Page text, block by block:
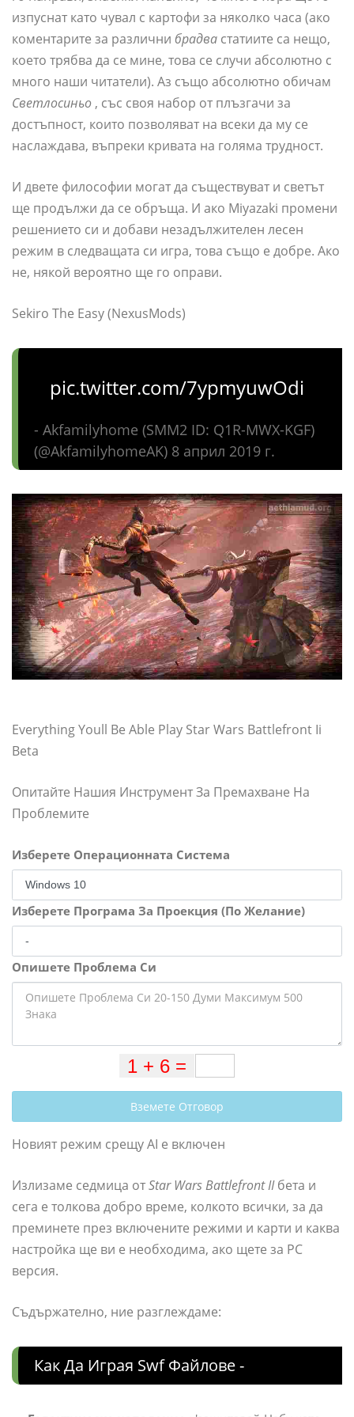
изпуснат като чувал с картофи за няколко часа (ако
коментарите за различни брадва статиите са нещо,
което трябва да се мине, това се случи абсолютно с
много наши читатели). Аз също абсолютно обичам
Светлосиньо , със своя набор от плъзгачи за
достъпност, които позволяват на всеки да му се
наслаждава, въпреки кривата на голяма трудност.
И двете философии могат да съществуват и светът
ще продължи да се обръща. И ако Miyazaki промени
решението си и добави незадължителен лесен
режим в следващата си игра, това също е добре. Ако
не, някой вероятно ще го оправи.
Sekiro The Easy (NexusMods)
pic.twitter.com/7ypmyuwOdi
- Akfamilyhome (SMM2 ID: Q1R-MWX-KGF)
(@AkfamilyhomeAK) 8 април 2019 г.
Everything Youll Be Able Play Star Wars Battlefront Ii
Beta
Опитайте Нашия Инструмент За Премахване На
Проблемите
Изберете Операционната Система
Изберете Програма За Проекция (По Желание)
Опишете Проблема Си
Вземете Отговор
Новият режим срещу AI е включен
Излизаме седмица отStar Wars Battlefront IIбета и
сега е толкова добро време, колкото всички, за да
преминете през включените режими и карти и каква
настройка ще ви е необходима, ако щете за PC
версия.
Съдържателно, ние разглеждаме:
Как Да Играя Swf Файлове -